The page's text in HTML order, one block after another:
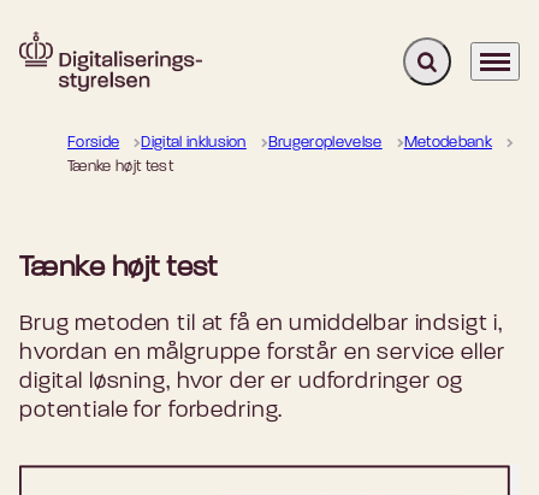
Gå til forsiden Fold søgefelt
Menu
Forside Digital inklusion Brugeroplevelse
Metodebank
Tænke højt test
Tænke højt test
Brug metoden til at få en umiddelbar indsigt i,
hvordan en målgruppe forstår en service eller
digital løsning, hvor der er udfordringer og
potentiale for forbedring.